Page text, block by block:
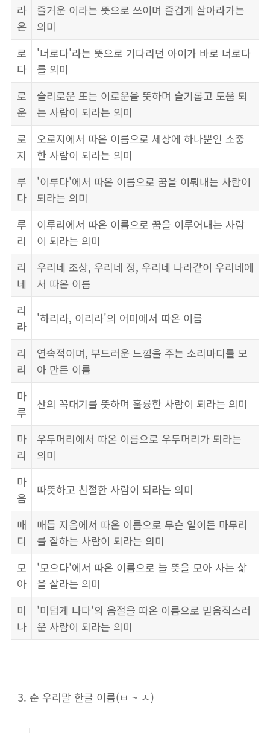
라
온
즐거운 이라는 뜻으로 쓰이며 즐겁게 살아라가는
의미
로
다
'너로다'라는 뜻으로 기다리던 아이가 바로 너로다
를 의미
로
운
슬리로운 또는 이로운을 뜻하며 슬기롭고 도움 되
는 사람이 되라는 의미
로
지
오로지에서 따온 이름으로 세상에 하나뿐인 소중
한 사람이 되라는 의미
루
다
'이루다'에서 따온 이름으로 꿈을 이뤄내는 사람이
되라는 의미
루
리
이루리에서 따온 이름으로 꿈을 이루어내는 사람
이 되라는 의미
리
네
우리네 조상, 우리네 정, 우리네 나라같이 우리네에
서 따온 이름
리
라
'하리라, 이리라'의 어미에서 따온 이름
리
리
연속적이며, 부드러운 느낌을 주는 소리마디를 모
아 만든 이름
마
루
산의 꼭대기를 뜻하며 훌륭한 사람이 되라는 의미
마
리
우두머리에서 따온 이름으로 우두머리가 되라는
의미
마
음
따뜻하고 친절한 사람이 되라는 의미
매
디
매듭 지음에서 따온 이름으로 무슨 일이든 마무리
를 잘하는 사람이 되라는 의미
모
아
'모으다'에서 따온 이름으로 늘 뜻을 모아 사는 삶
을 살라는 의미
미
나
'미덥게 나다'의 음절을 따온 이름으로 믿음직스러
운 사람이 되라는 의미
순 우리말 한글 이름(ㅂ ~ ㅅ)